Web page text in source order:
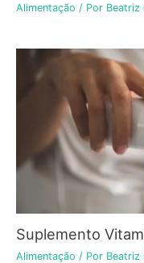
Alimentação / Por Beatriz
Suplemento
Alimentação / Por Beatriz